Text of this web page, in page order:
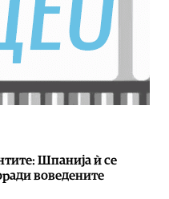
Шпанија ѝ се
воведените